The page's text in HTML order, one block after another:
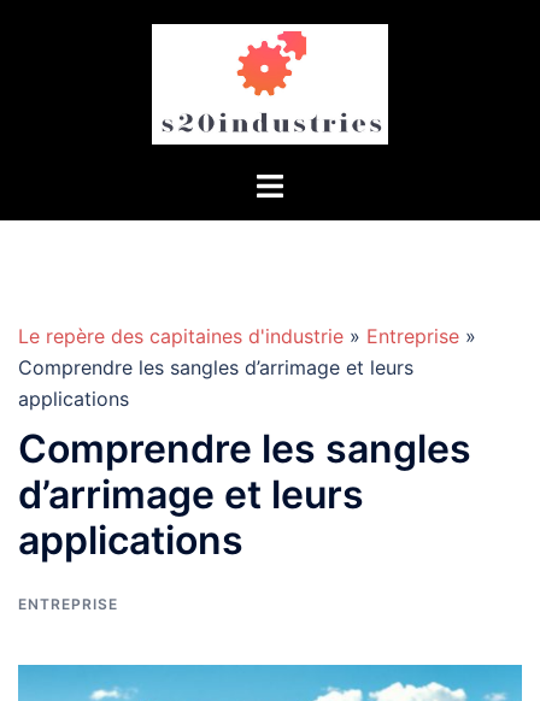
Le repère des capitaines d'industrie » Entreprise »
Comprendre les sangles d’arrimage et leurs
applications
Comprendre les sangles
d’arrimage et leurs
applications
ENTREPRISE